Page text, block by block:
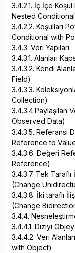
3.4.2.1. İç İçe Koşul
Nested
3.4.2.2. Koşulları
Conditional with
3.4.3. Veri Yapıları
3.4.3.1. Alanları
3.4.3.2. Kendi
Field)
3.4.3.3.
Collection)
3.4.3.4.Paylaşılan
Observed Data)
3.4.3.5. Referansı
Reference to
3.4.3.6. Değeri
Reference)
3.4.3.7. Tek
(Change
3.4.3.8. İki taraflı
(Change
3.4.4.
3.4.4.1. Diziyi
3.4.4.2. Veri
with Object)